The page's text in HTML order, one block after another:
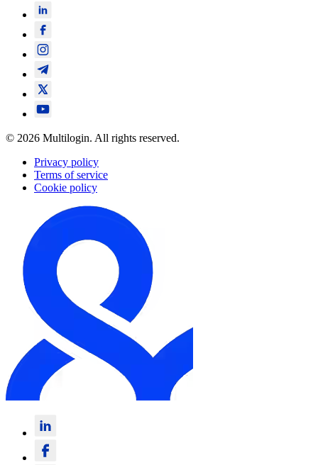
© 2026 Multilogin. All rights reserved.
Privacy policy
Terms of service
Cookie policy